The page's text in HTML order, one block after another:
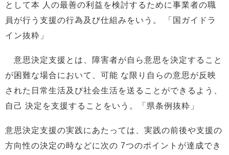
として本 人の最善の利益を検討するために事業者の職
員が行う支援の行為及び仕組みをいう。 「国ガイドラ
イン抜粋」
意思決定支援とは、障害者が自ら意思を決定すること
が困難な場合において、可能 な限り自らの意思が反映
された日常生活及び社会生活を送ることができるよう、
自己 決定を支援することをいう。「県条例抜粋」
意思決定支援の実践にあたっては、実践の前後や支援の
方向性の決定の時などに次の 7つのポイントが達成でき